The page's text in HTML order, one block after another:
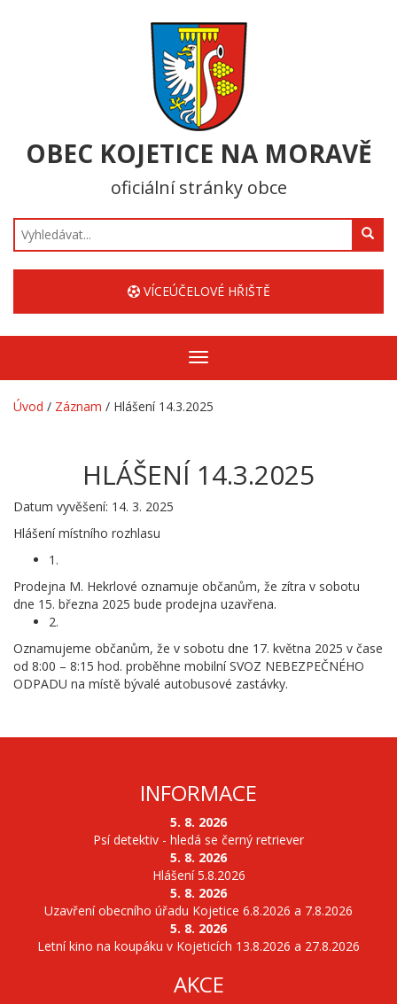
OBEC KOJETICE NA MORAVĚ
oficiální stránky obce
Hledat
VÍCEÚČELOVÉ HŘIŠTĚ
Zobrazit/skrýt
navigaci
Úvod / Záznam / Hlášení 14.3.2025
HLÁŠENÍ 14.3.2025
Datum vyvěšení: 14. 3. 2025
Hlášení místního rozhlasu
1.
Prodejna M. Hekrlové oznamuje občanům, že zítra v sobotu
dne 15. března 2025 bude prodejna uzavřena.
2.
Oznamujeme občanům, že v sobotu dne 17. května 2025 v čase
od 8:00 – 8:15 hod. proběhne mobilní SVOZ NEBEZPEČNÉHO
ODPADU na místě bývalé autobusové zastávky.
INFORMACE
5. 8. 2026
Psí detektiv - hledá se černý retriever
5. 8. 2026
Hlášení 5.8.2026
5. 8. 2026
Uzavření obecního úřadu Kojetice 6.8.2026 a 7.8.2026
5. 8. 2026
Letní kino na koupáku v Kojeticích 13.8.2026 a 27.8.2026
AKCE